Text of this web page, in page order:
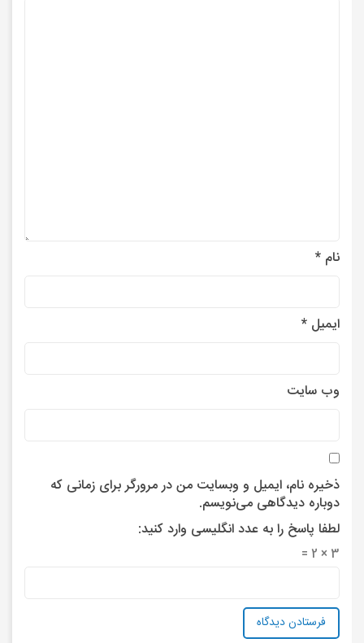
نام *
ایمیل *
وب‌ سایت
ذخیره نام، ایمیل و وبسایت من در مرورگر برای زمانی که
دوباره دیدگاهی می‌نویسم.
لطفا پاسخ را به عدد انگلیسی وارد کنید:
3 × 2 =